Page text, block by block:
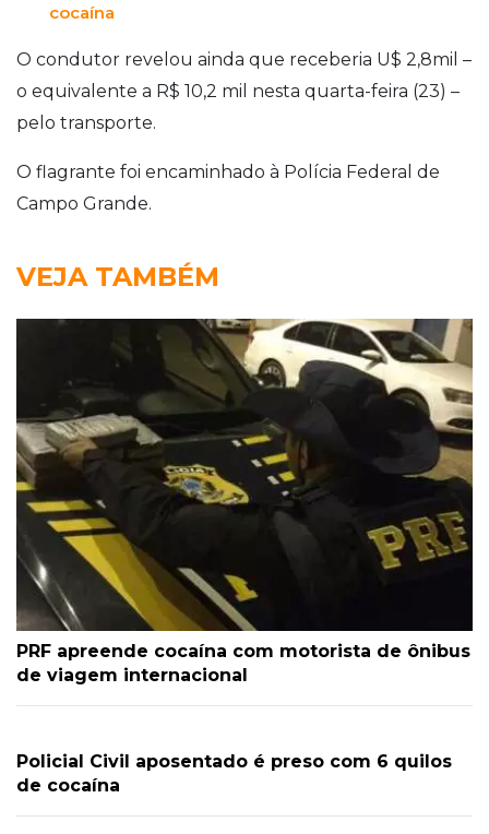
cocaína
O condutor revelou ainda que receberia U$ 2,8mil –
o equivalente a R$ 10,2 mil nesta quarta-feira (23) –
pelo transporte.
O flagrante foi encaminhado à Polícia Federal de
Campo Grande.
VEJA TAMBÉM
PRF apreende cocaína com motorista de ônibus
de viagem internacional
Policial Civil aposentado é preso com 6 quilos
de cocaína